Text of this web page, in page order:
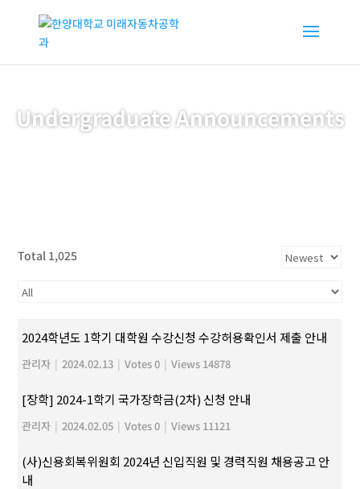
Undergraduate Announcements
Total 1,025
2024학년도 1학기 대학원 수강신청 수강허용확인서 제출 안내
관리자 | 2024.02.13 | Votes 0 | Views 14878
[장학] 2024-1학기 국가장학금(2차) 신청 안내
관리자 | 2024.02.05 | Votes 0 | Views 11121
(사)신용회복위원회 2024년 신입직원 및 경력직원 채용공고 안
내